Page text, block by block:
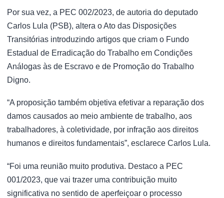
Por sua vez, a PEC 002/2023, de autoria do deputado
Carlos Lula (PSB), altera o Ato das Disposições
Transitórias introduzindo artigos que criam o Fundo
Estadual de Erradicação do Trabalho em Condições
Análogas às de Escravo e de Promoção do Trabalho
Digno.
“A proposição também objetiva efetivar a reparação dos
damos causados ao meio ambiente de trabalho, aos
trabalhadores, à coletividade, por infração aos direitos
humanos e direitos fundamentais”, esclarece Carlos Lula.
“Foi uma reunião muito produtiva. Destaco a PEC
001/2023, que vai trazer uma contribuição muito
significativa no sentido de aperfeiçoar o processo